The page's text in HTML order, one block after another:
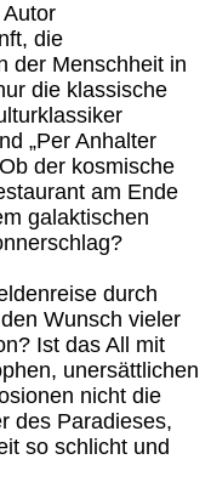
die
der Menschheit in
die klassische
„Per Anhalter
der kosmische
am Ende
galaktischen
durch
Wunsch vieler
Ist das All mit
unersättlichen
nicht die
des Paradieses,
so schlicht und